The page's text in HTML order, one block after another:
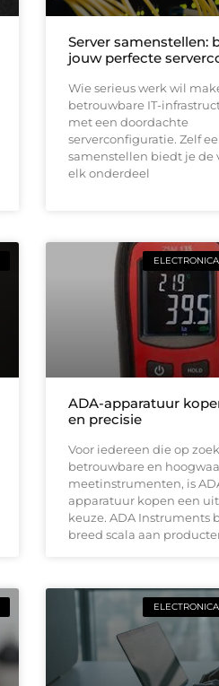
Server samenstellen:
jouw perfecte
Wie serieus werk wil
betrouwbare IT-
met een doordachte
serverconfiguratie. Zelf
samenstellen biedt je de
elk onderdeel
ADA-apparatuur
en precisie
Voor iedereen die op
betrouwbare en
meetinstrumenten, is
apparatuur kopen een
keuze. ADA Instruments
breed scala aan